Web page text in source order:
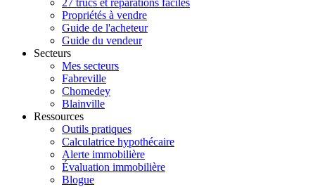
27 trucs et réparations faciles
Propriétés à vendre
Guide de l'acheteur
Guide du vendeur
Secteurs
Mes secteurs
Fabreville
Chomedey
Blainville
Ressources
Outils pratiques
Calculatrice hypothécaire
Alerte immobilière
Évaluation immobilière
Blogue